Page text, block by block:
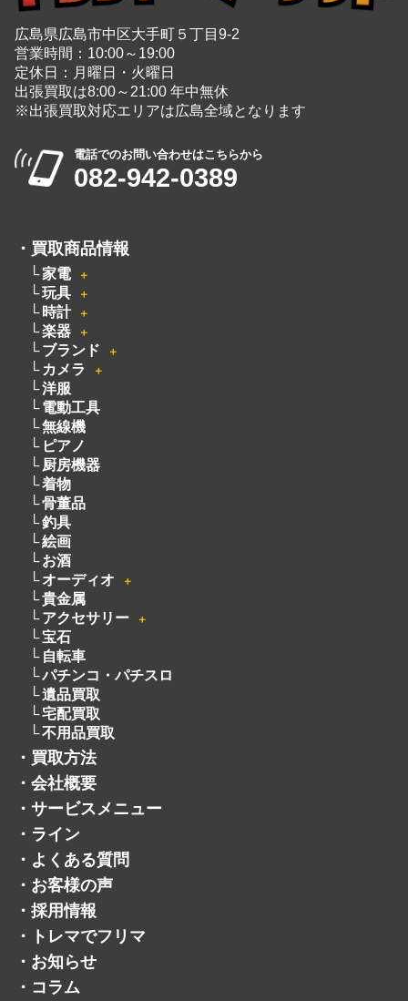
広島を拠点に幅広く中古品の買取と販売をしている
総合リユースショップ
広島県広島市中区大手町５丁目9-2
営業時間：10:00～19:00
電話でのお問い合わせはこちらから
082-942-0389
買取商品情報
家電 ＋
玩具 ＋
時計 ＋
楽器 ＋
ブランド
カメラ
洋服
電動工具
無線機
ピアノ
厨房機器
着物
骨董品
釣具
絵画
お酒
オーディオ
貴金属
アクセサリー
宝石
自転車
パチンコ・パチスロ
遺品買取
宅配買取
不用品買取
・ 買取方法
・ 会社概要
・ サービスメニュー
・ ライン
・ よくある質問